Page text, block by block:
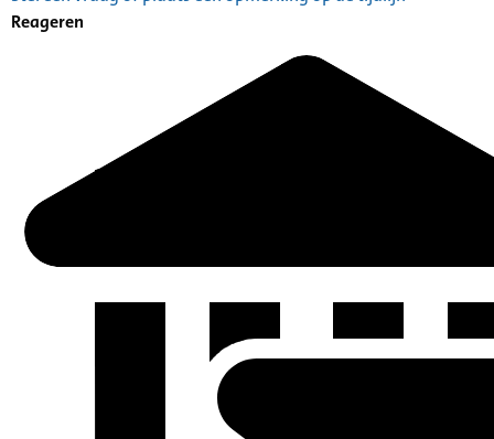
Reageren